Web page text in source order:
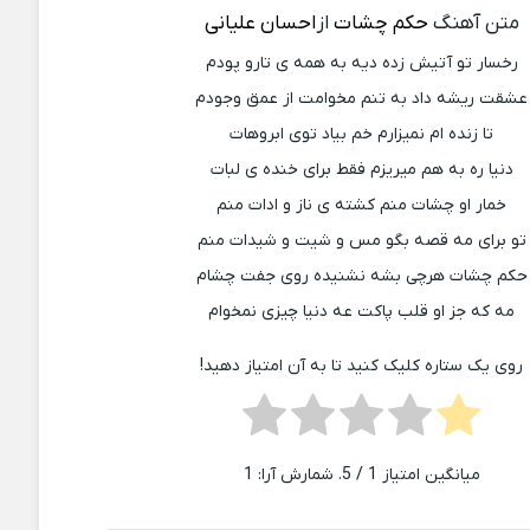
متن آهنگ حکم چشات ازاحسان علیانی
رخسار تو آتیش زده دیه به همه ی تارو پودم
عشقت ریشه داد به تنم مخوامت از عمق وجودم
تا زنده ام نمیزارم خم بیاد توی ابروهات
دنیا ره به هم میریزم فقط برای خنده ی لبات
خمار او چشات منم کشته ی ناز و ادات منم
تو برای مه قصه بگو مس و شیت و شیدات منم
حکم چشات هرچی بشه نشنیده روی جفت چشام
مه که جز او قلب پاکت عه دنیا چیزی نمخوام
روی یک ستاره کلیک کنید تا به آن امتیاز دهید!
میانگین امتیاز 1 / 5. شمارش آرا: 1